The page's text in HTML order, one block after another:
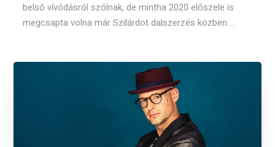
belső vívódásról szólnak, de mintha 2020 előszele is
megcsapta volna már Szilárdot dalszerzés közben....